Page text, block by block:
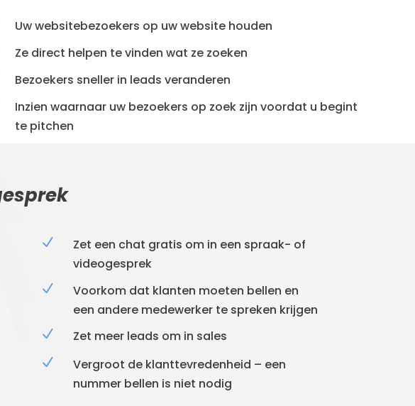
Uw websitebezoekers op uw website houden
Ze direct helpen te vinden wat ze zoeken
Bezoekers sneller in leads veranderen
Inzien waarnaar uw bezoekers op zoek zijn voordat u begint
te pitchen
N
Zet een chat gratis om in een spraak- of
videogesprek
N
Voorkom dat klanten moeten bellen en
een andere medewerker te spreken krijgen
N Zet meer leads om in sales
N
Vergroot de klanttevredenheid – een
nummer bellen is niet nodig